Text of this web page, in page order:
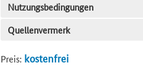
Nutzungsbedingungen
Quellenvermerk
Preis: kostenfrei